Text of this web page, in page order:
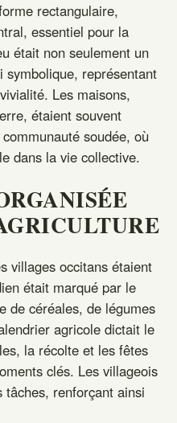
rectangulaire,
essentiel pour la
était non seulement un
représentant
Les maisons,
étaient souvent
soudée, où
dans la vie collective.
villages occitans étaient
était marqué par le
de céréales, de légumes
agricole dictait le
la récolte et les fêtes
clés. Les villageois
renforçant ainsi